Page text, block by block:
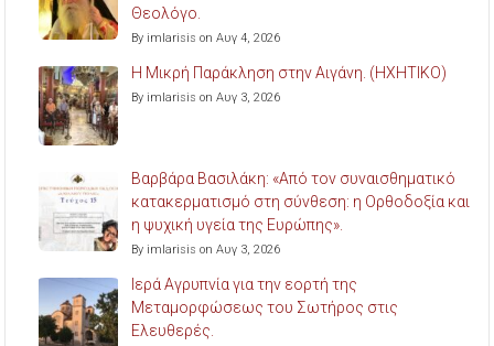
Θεολόγο.
By imlarisis on Αυγ 4, 2026
Η Μικρή Παράκληση στην Αιγάνη. (ΗΧΗΤΙΚΟ)
By imlarisis on Αυγ 3, 2026
Βαρβάρα Βασιλάκη: «Από τον συναισθηματικό
κατακερματισμό στη σύνθεση: η Ορθοδοξία και
η ψυχική υγεία της Ευρώπης».
By imlarisis on Αυγ 3, 2026
Ιερά Αγρυπνία για την εορτή της
Μεταμορφώσεως του Σωτήρος στις
Ελευθερές.